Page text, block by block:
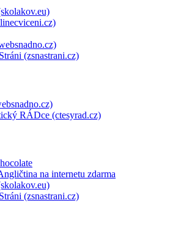
(zsnastrani.cz)
RÁDce (ctesyrad.cz)
na internetu zdarma
(zsnastrani.cz)